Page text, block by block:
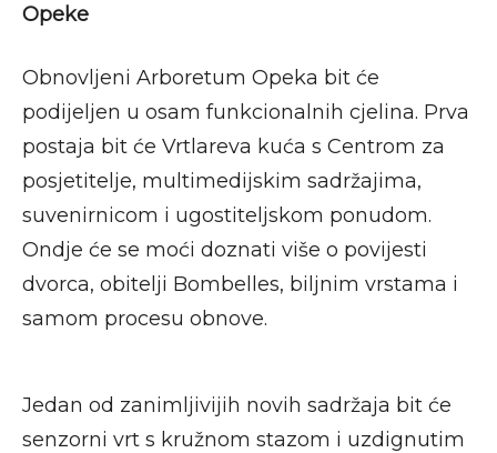
Opeke
Obnovljeni Arboretum Opeka bit će
podijeljen u osam funkcionalnih cjelina. Prva
postaja bit će Vrtlareva kuća s Centrom za
posjetitelje, multimedijskim sadržajima,
suvenirnicom i ugostiteljskom ponudom.
Ondje će se moći doznati više o povijesti
dvorca, obitelji Bombelles, biljnim vrstama i
samom procesu obnove.
Jedan od zanimljivijih novih sadržaja bit će
senzorni vrt s kružnom stazom i uzdignutim